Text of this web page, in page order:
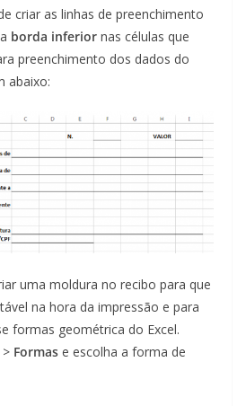
criar as linhas de preenchimento
borda inferior nas células que
preenchimento dos dados do
abaixo:
uma moldura no recibo para que
na hora da impressão e para
formas geométrica do Excel.
> Formas e escolha a forma de